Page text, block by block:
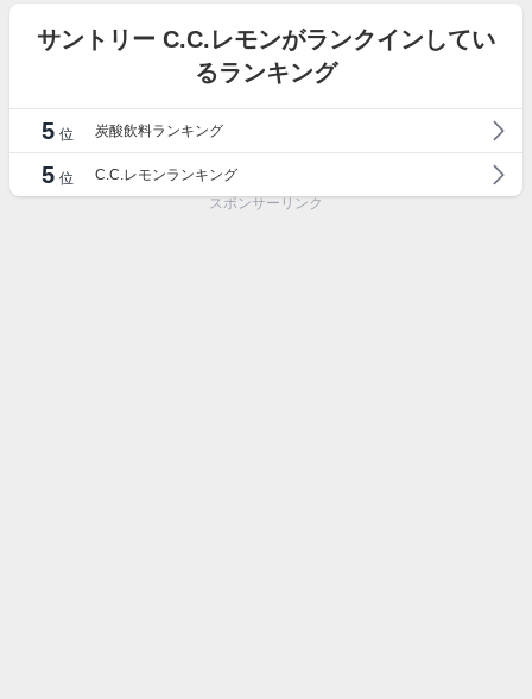
サントリー C.C.レモンがランクインしてい
るランキング
5 位 炭酸飲料ランキング
5 位
C.C.レモンランキング
スポンサーリンク